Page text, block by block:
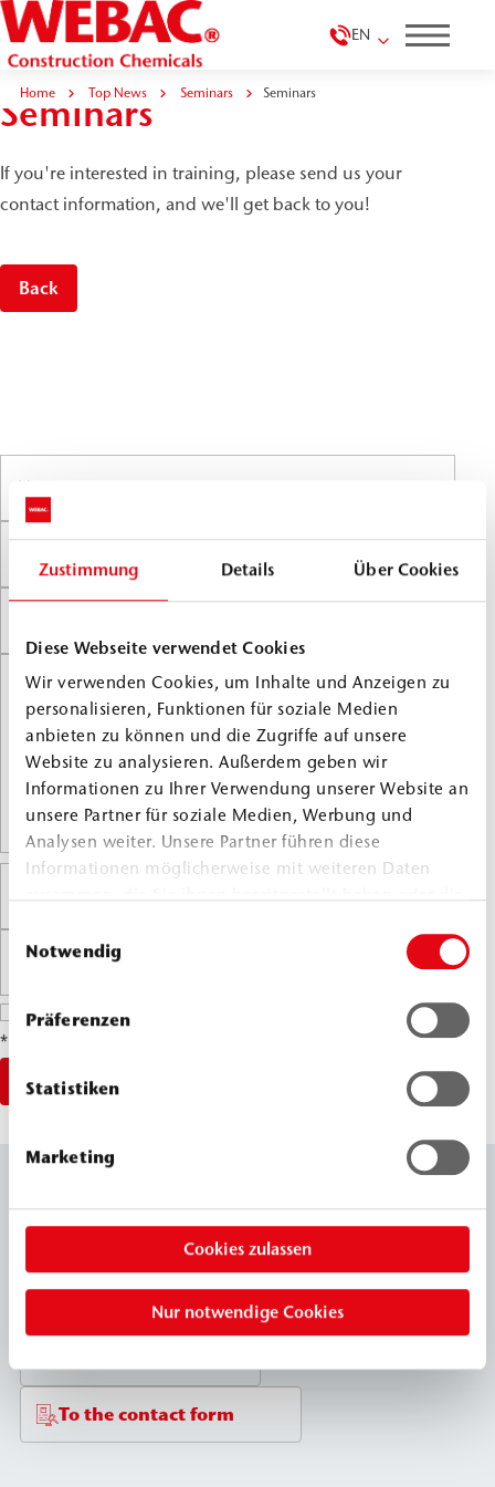
Zustimmung Details Über Cookies
Diese Webseite verwendet Cookies
Wir verwenden Cookies, um Inhalte und Anzeigen zu
personalisieren, Funktionen für soziale Medien
anbieten zu können und die Zugriffe auf unsere
Website zu analysieren. Außerdem geben wir
Informationen zu Ihrer Verwendung unserer Website an
unsere Partner für soziale Medien, Werbung und
Analysen weiter. Unsere Partner führen diese
Informationen möglicherweise mit weiteren Daten
haben.
Einwilligungsauswahl
Notwendig
Präferenzen
Statistiken
Marketing
Cookies zulassen
Nur notwendige Cookies
EN
Home Top News Seminars Seminars
Seminars
If you're interested in training, please send us your
contact information, and we'll get back to you!
Back
Company*
Phone*
Theprivacy policy
* Pflichtfelder
Send
We are here for you:
+49 40 670 570
To the contact form